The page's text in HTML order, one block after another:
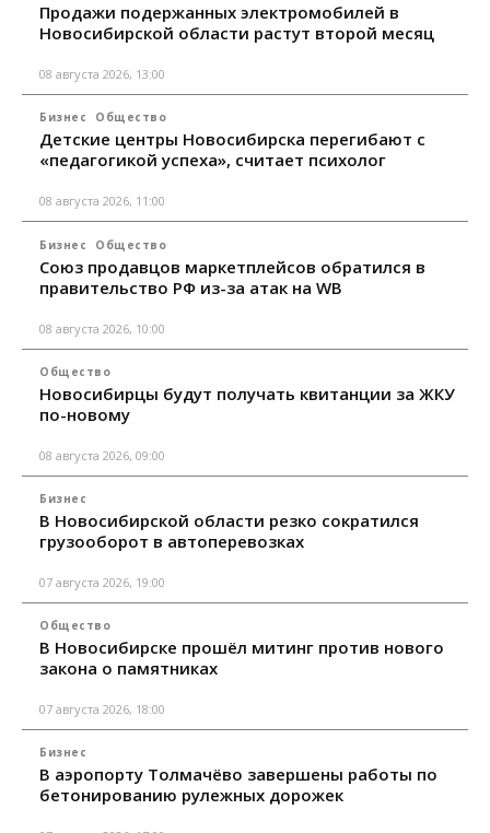
Продажи подержанных электромобилей в
Новосибирской области растут второй месяц
08 августа 2026, 13:00
Бизнес Общество
Детские центры Новосибирска перегибают с
«педагогикой успеха», считает психолог
08 августа 2026, 11:00
Бизнес Общество
Союз продавцов маркетплейсов обратился в
правительство РФ из-за атак на WB
08 августа 2026, 10:00
Общество
Новосибирцы будут получать квитанции за ЖКУ
по-новому
08 августа 2026, 09:00
Бизнес
В Новосибирской области резко сократился
грузооборот в автоперевозках
07 августа 2026, 19:00
Общество
В Новосибирске прошёл митинг против нового
закона о памятниках
07 августа 2026, 18:00
Бизнес
В аэропорту Толмачёво завершены работы по
бетонированию рулежных дорожек